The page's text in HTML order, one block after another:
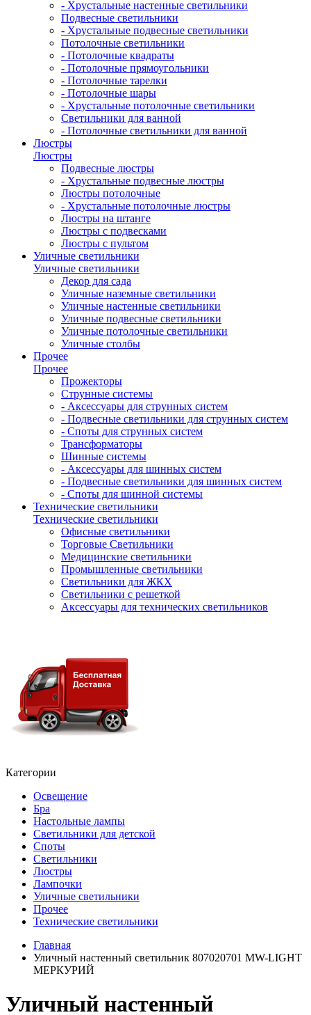
- Хрустальные настенные светильники
Подвесные светильники
- Хрустальные подвесные светильники
Потолочные светильники
- Потолочные квадраты
- Потолочные прямоугольники
- Потолочные тарелки
- Потолочные шары
- Хрустальные потолочные светильники
Светильники для ванной
- Потолочные светильники для ванной
Люстры
Люстры
Подвесные люстры
- Хрустальные подвесные люстры
Люстры потолочные
- Хрустальные потолочные люстры
Люстры на штанге
Люстры с подвесками
Люстры с пультом
Уличные светильники
Уличные светильники
Декор для сада
Уличные наземные светильники
Уличные настенные светильники
Уличные подвесные светильники
Уличные потолочные светильники
Уличные столбы
Прочее
Прочее
Прожекторы
Струнные системы
- Аксессуары для струнных систем
- Подвесные светильники для струнных систем
- Споты для струнных систем
Трансформаторы
Шинные системы
- Аксессуары для шинных систем
- Подвесные светильники для шинных систем
- Споты для шинной системы
Технические светильники
Технические светильники
Офисные светильники
Торговые Светильники
Медицинские светильники
Промышленные светильники
Светильники для ЖКХ
Светильники с решеткой
Аксессуары для технических светильников
Категории
Освещение
Бра
Настольные лампы
Светильники для детской
Споты
Светильники
Люстры
Лампочки
Уличные светильники
Прочее
Технические светильники
Главная
Уличный настенный светильник 807020701 MW-LIGHT
МЕРКУРИЙ
Уличный настенный